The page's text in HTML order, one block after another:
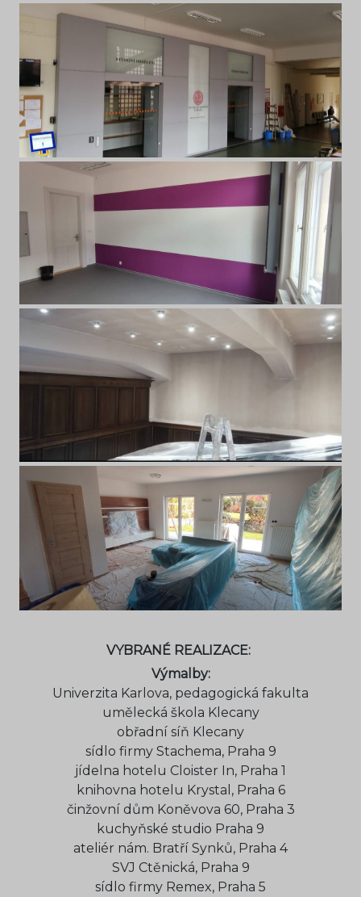
VYBRANÉ REALIZACE:
Výmalby:
Univerzita Karlova, pedagogická fakulta
umělecká škola Klecany
obřadní síň Klecany
sídlo firmy Stachema, Praha 9
jídelna hotelu Cloister In, Praha 1
knihovna hotelu Krystal, Praha 6
činžovní dům Koněvova 60, Praha 3
kuchyňské studio Praha 9
ateliér nám. Bratří Synků, Praha 4
SVJ Ctěnická, Praha 9
sídlo firmy Remex, Praha 5